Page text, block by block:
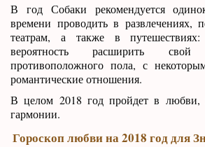
В год Собаки рекомендуется
времени проводить в развлечениях,
театрам, а также в путешествиях:
вероятность расширить
противоположного пола, с
романтические отношения.
В целом 2018 год пройдет в любви,
гармонии.
Гороскоп любви на 2018 год для